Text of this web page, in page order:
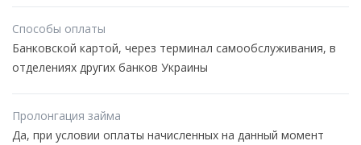
Способы оплаты
Банковской картой, через терминал самообслуживания, в
отделениях других банков Украины
Пролонгация займа
Да, при условии оплаты начисленных на данный момент